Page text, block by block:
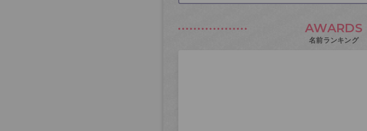
AWARDS
名前ランキング